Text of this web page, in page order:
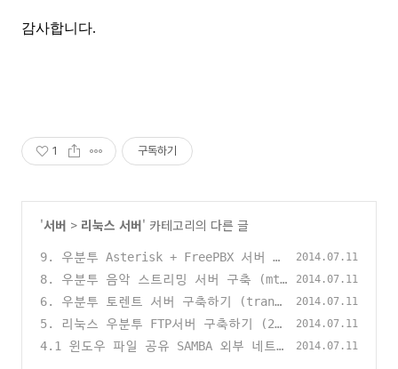
감사합니다.
1 구독하기
'서버 > 리눅스 서버' 카테고리의 다른 글
9. 우분투 Asterisk + FreePBX 서버 구
축[수정]
(118)
2014.07.11
8. 우분투 음악 스트리밍 서버 구축 (mt-
daapd)
(104)
2014.07.11
6. 우분투 토렌트 서버 구축하기 (trans
mission-daemon)
(65)
2014.07.11
5. 리눅스 우분투 FTP서버 구축하기 (20
14.09.10)
(59)
2014.07.11
4.1 윈도우 파일 공유 SAMBA 외부 네트
2014.07.11